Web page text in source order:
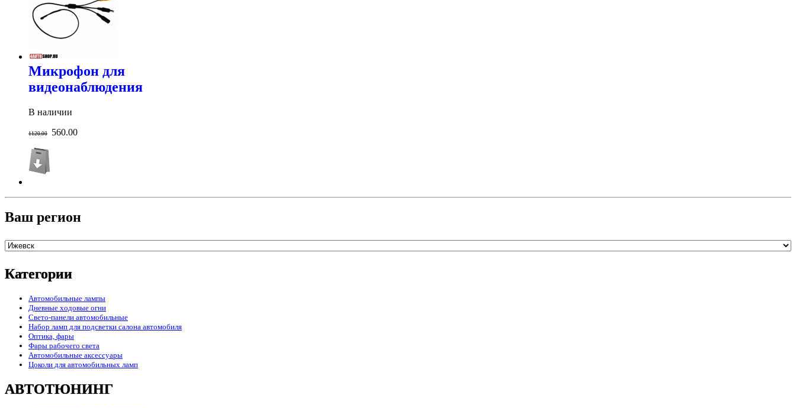
Микрофон для
видеонаблюдения
В наличии
1120.00 560.00
Ваш регион
Категории
Автомобильные лампы
Дневные ходовые огни
Свето-панели автомобильные
Набор ламп для подсветки салона автомобиля
Оптика, фары
Фары рабочего света
Автомобильные аксессуары
Цоколи для автомобильных ламп
АВТОТЮНИНГ